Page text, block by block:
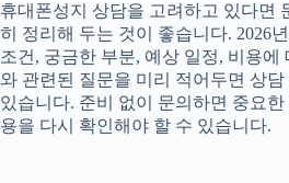
휴대폰성지 상담을 고려하고 있다면
히 정리해 두는 것이 좋습니다. 2026
조건, 궁금한 부분, 예상 일정, 비용에
와 관련된 질문을 미리 적어두면 상
있습니다. 준비 없이 문의하면 중요
용을 다시 확인해야 할 수 있습니다.